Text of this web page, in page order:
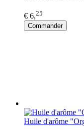
€ 6,25
Commander
Huile d'arôme